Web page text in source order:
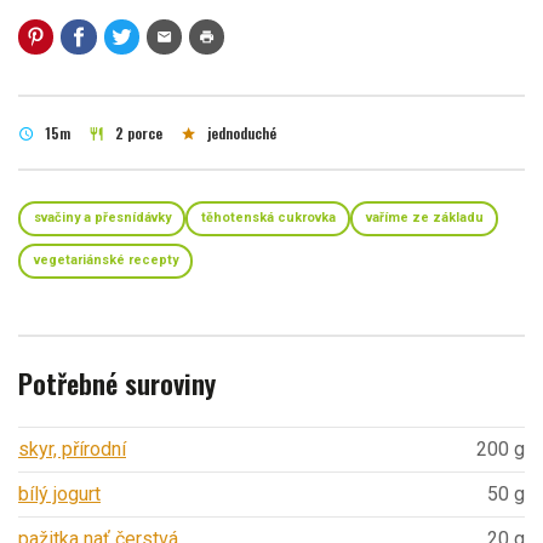
mail print
schedule 15m restaurant 2 porce star jednoduché
svačiny a přesnídávky těhotenská cukrovka vaříme ze základu
vegetariánské recepty
Potřebné suroviny
skyr, přírodní
200 g
bílý jogurt
50 g